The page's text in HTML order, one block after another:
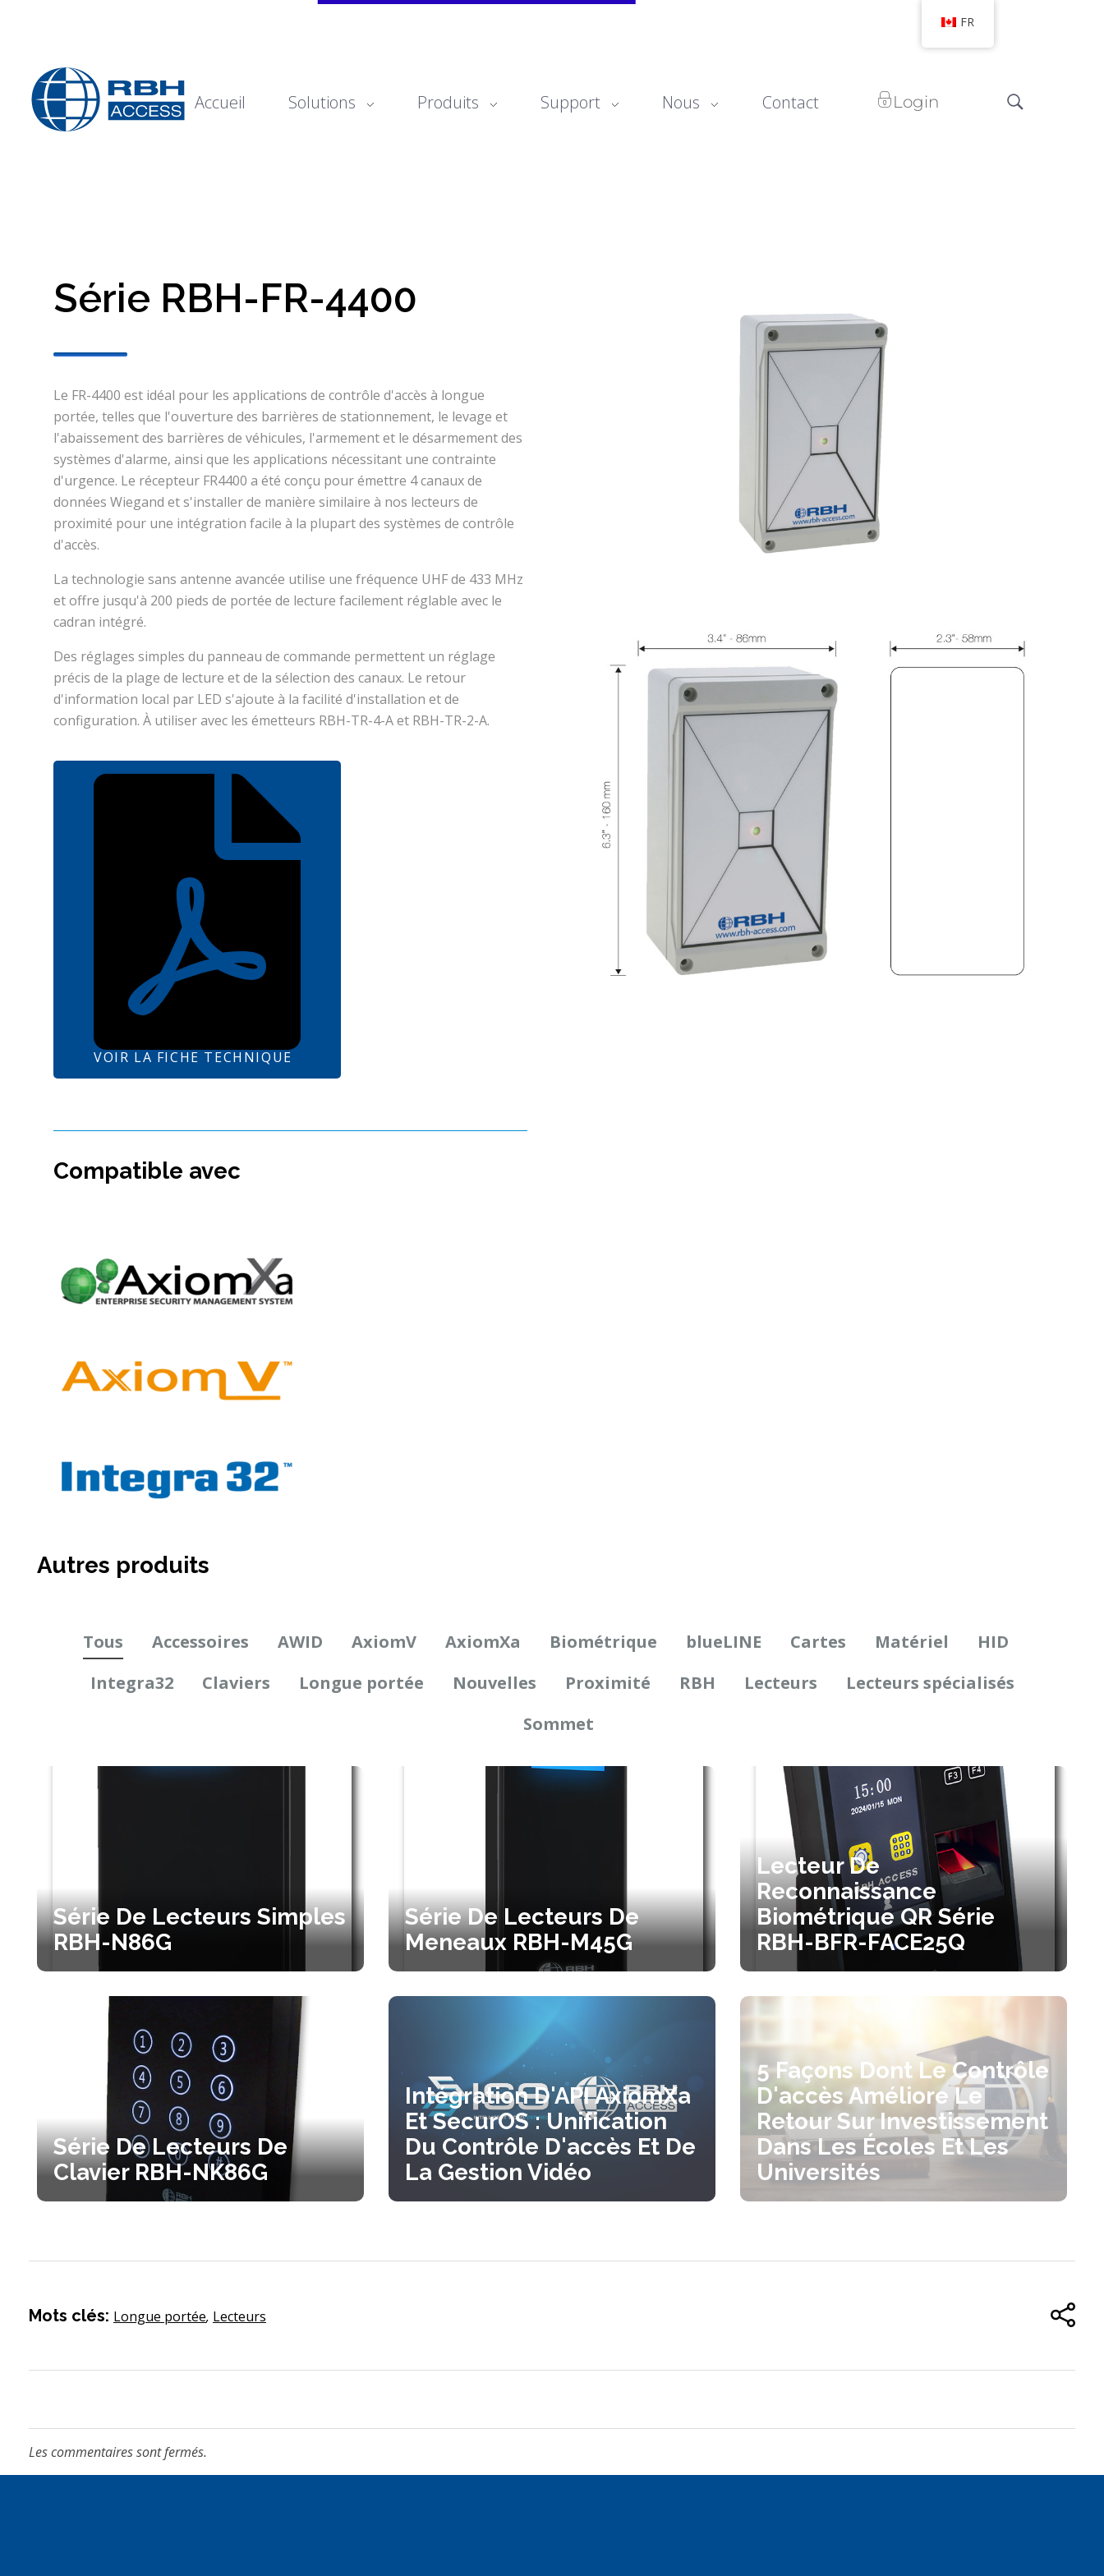
Accueil Solutions Produits Support Nous Contact Login
Série RBH-FR-4400
Le FR-4400 est idéal pour les applications de contrôle d'accès à longue
portée, telles que l'ouverture des barrières de stationnement, le levage et
l'abaissement des barrières de véhicules, l'armement et le désarmement des
systèmes d'alarme, ainsi que les applications nécessitant une contrainte
d'urgence. Le récepteur FR4400 a été conçu pour émettre 4 canaux de
données Wiegand et s'installer de manière similaire à nos lecteurs de
proximité pour une intégration facile à la plupart des systèmes de contrôle
d'accès.
La technologie sans antenne avancée utilise une fréquence UHF de 433 MHz
et offre jusqu'à 200 pieds de portée de lecture facilement réglable avec le
cadran intégré.
Des réglages simples du panneau de commande permettent un réglage
précis de la plage de lecture et de la sélection des canaux. Le retour
d'information local par LED s'ajoute à la facilité d'installation et de
configuration. À utiliser avec les émetteurs RBH-TR-4-A et RBH-TR-2-A.
VOIR LA FICHE TECHNIQUE
Compatible avec
Autres produits
Tous Accessoires AWID AxiomV AxiomXa Biométrique blueLINE Cartes Matériel
HID
Integra32
Claviers Longue portée Nouvelles Proximité RBH Lecteurs
Lecteurs spécialisés
Sommet
Série De Lecteurs Simples
RBH-N86G
Série De Lecteurs De
Meneaux RBH-M45G
Lecteur De
Reconnaissance
Biométrique QR Série
RBH-BFR-FACE25Q
Série De Lecteurs De
Clavier RBH-NK86G
Intégration D'API AxiomXa
Et SecurOS : Unification
Du Contrôle D'accès Et De
La Gestion Vidéo
5 Façons Dont Le Contrôle
D'accès Améliore Le
Retour Sur Investissement
Dans Les Écoles Et Les
Universités
Mots clés: Longue portée, Lecteurs
Les commentaires sont fermés.
FR